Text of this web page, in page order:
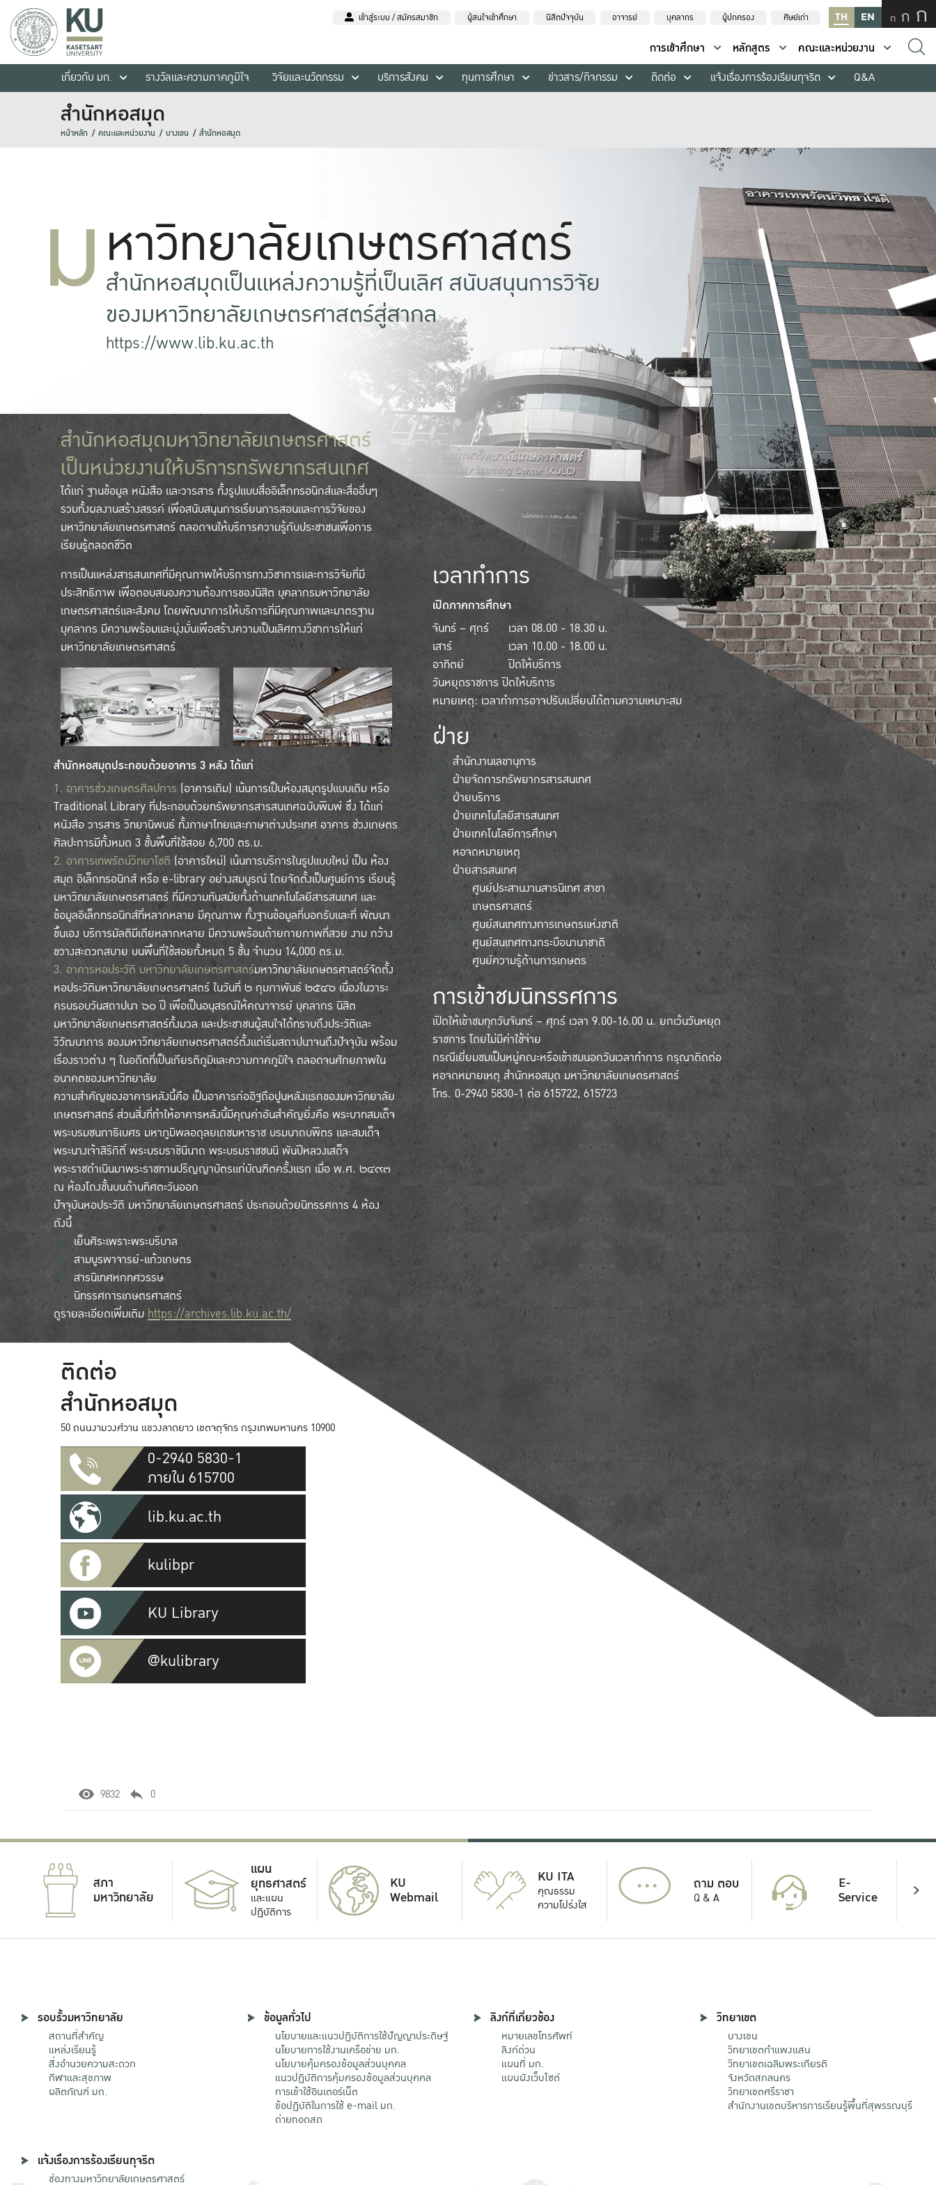
เข้าสู่ระบบ / สมัครสมาชิก ผู้สนใจเข้าศึกษา นิสิตปัจจุบัน อาจารย์ บุคลากร ผู้ปกครอง ศิษย์เก่า TH EN ก ก ก
การเข้าศึกษา หลักสูตร
คณะและหน่วยงาน
เกี่ยวกับ มก.
รางวัลและความภาคภูมิใจ วิจัยและนวัตกรรม บริการสังคม ทุนการศึกษา ข่าวสาร/กิจกรรม ติดต่อ แจ้งเรื่องการร้องเรียนทุจริต Q&A
สำนักหอสมุด
หน้าหลัก คณะและหน่วยงาน บางเขน สำนักหอสมุด
มหาวิทยาลัยเกษตรศาสตร์
สำนักหอสมุดเป็นแหล่งความรู้ที่เป็นเลิศ สนับสนุนการวิจัย
ของมหาวิทยาลัยเกษตรศาสตร์สู่สากล
https://www.lib.ku.ac.th
สำนักหอสมุดมหาวิทยาลัยเกษตรศาสตร์
เป็นหน่วยงานให้บริการทรัพยากรสนเทศ
ได้แก่ ฐานข้อมูล หนังสือ และวารสาร ทั้งรูปแบบสื่ออิเล็กทรอนิกส์และสื่ออื่นๆ
รวมทั้งผลงานสร้างสรรค์ เพื่อสนับสนุนการเรียนการสอนและการวิจัยของ
มหาวิทยาลัยเกษตรศาสตร์ ตลอดจนให้บริการความรู้กับประชาชนเพื่อการ
เรียนรู้ตลอดชีวิต
การเป็นแหล่งสารสนเทศที่มีคุณภาพให้บริการทางวิชาการและการวิจัยที่มี
ประสิทธิภาพ เพื่อตอบสนองความต้องการของนิสิต บุคลากรมหาวิทยาลัย
เกษตรศาสตร์และสังคม โดยพัฒนาการให้บริการที่มีคุณภาพและมาตรฐาน
บุคลากร มีความพร้อมและมุ่งมั่นเพื่อสร้างความเป็นเลิศทางวิชาการให้แก่
มหาวิทยาลัยเกษตรศาสตร์
สำนักหอสมุดประกอบด้วยอาคาร 3 หลัง ได้แก่
1. อาคารช่วงเกษตรศิลปการ (อาคารเดิม) เน้นการเป็นห้องสมุดรูปแบบเดิม หรือ
Traditional Library ที่ประกอบด้วยทรัพยากรสารสนเทศฉบับพิมพ์ ซึ่ง ได้แก่
หนังสือ วารสาร วิทยานิพนธ์ ทั้งภาษาไทยและภาษาต่างประเทศ อาคาร ช่วงเกษตร
ศิลปะการมีทั้งหมด 3 ชั้นพื้นที่ใช้สอย 6,700 ตร.ม.
2. อาคารเทพรัตน์วิทยาโชติ (อาคารใหม่) เน้นการบริการในรูปแบบใหม่ เป็น ห้อง
สมุด อิเล็กทรอนิกส์ หรือ e-library อย่างสมบูรณ์ โดยจัดตั้งเป็นศูนย์การ เรียนรู้
มหาวิทยาลัยเกษตรศาสตร์ ที่มีความทันสมัยทั้งด้านเทคโนโลยีสารสนเทศ และ
ข้อมูลอิเล็กทรอนิกส์ที่หลากหลาย มีคุณภาพ ทั้งฐานข้อมูลที่บอกรับและที่ พัฒนา
ขึ้นเอง บริการมัลติมีเดียหลากหลาย มีความพร้อมด้ายกายภาพที่สวย งาม กว้าง
ขวางสะดวกสบาย บนพื้นที่ใช้สอยทั้งหมด 5 ชั้น จำนวน 14,000 ตร.ม.
3. อาคารหอประวัติ มหาวิทยาลัยเกษตรศาสตร์มหาวิทยาลัยเกษตรศาสตร์จัดตั้ง
หอประวัติมหาวิทยาลัยเกษตรศาสตร์ ในวันที่ ๒ กุมภาพันธ์ ๒๕๔๖ เนื่องในวาระ
ครบรอบวันสถาปนา ๖๐ ปี เพื่อเป็นอนุสรณ์ให้คณาจารย์ บุคลากร นิสิต
มหาวิทยาลัยเกษตรศาสตร์ทั้งมวล และประชาชนผู้สนใจได้ทราบถึงประวัติและ
วิวัฒนาการ ของมหาวิทยาลัยเกษตรศาสตร์ตั้งแต่เริ่มสถาปนาจนถึงปัจจุบัน พร้อม
เรื่องราวต่าง ๆ ในอดีตที่เป็นเกียรติภูมิและความภาคภูมิใจ ตลอดจนศักยภาพใน
อนาคตของมหาวิทยาลัย
ความสำคัญของอาคารหลังนี้คือ เป็นอาคารก่ออิฐถือปูนหลังแรกของมหาวิทยาลัย
เกษตรศาสตร์ ส่วนสิ่งที่ทำให้อาคารหลังนี้มีคุณค่าอันสำคัญยิ่งคือ พระบาทสมเด็จ
พระบรมชนกาธิเบศร มหาภูมิพลอดุลยเดชมหาราช บรมนาถบพิตร และสมเด็จ
พระนางเจ้าสิริกิติ์ พระบรมราชินีนาถ พระบรมราชชนนี พันปีหลวงเสด็จ
พระราชดำเนินมาพระราชทานปริญญาบัตรแก่บัณฑิตครั้งแรก เมื่อ พ.ศ. ๒๔๙๓
ณ ห้องโถงชั้นบนด้านทิศตะวันออก
ปัจจุบันหอประวัติ มหาวิทยาลัยเกษตรศาสตร์ ประกอบด้วยนิทรรศการ 4 ห้อง
ดังนี้
เย็นศิระเพราะพระบริบาล
สามบูรพาจารย์-แก้วเกษตร
สารนิเทศหกทศวรรษ
นิทรรศการเกษตรศาสตร์
ดูรายละเอียดเพิ่มเติมhttps://archives.lib.ku.ac.th/
เวลาทำการ
เปิดภาคการศึกษา
จันทร์ – ศุกร์
เวลา 08.00 - 18.30 น.
เสาร์
เวลา 10.00 - 18.00 น.
อาทิตย์
ปิดให้บริการ
วันหยุดราชการ ปิดให้บริการ
หมายเหตุ: เวลาทำการอาจปรับเปลี่ยนได้ตามความเหมาะสม
ฝ่าย
สำนักงานเลขานุการ
ฝ่ายจัดการทรัพยากรสารสนเทศ
ฝ่ายบริการ
ฝ่ายเทคโนโลยีสารสนเทศ
ฝ่ายเทคโนโลยีการศึกษา
หอจดหมายเหตุ
ฝ่ายสารสนเทศ
ศูนย์ประสานงานสารนิเทศ สาขา
เกษตรศาสตร์
ศูนย์สนเทศทางการเกษตรแห่งชาติ
ศูนย์สนเทศทางกระบือนานาชาติ
ศูนย์ความรู้ด้านการเกษตร
การเข้าชมนิทรรศการ
เปิดให้เข้าชมทุกวันจันทร์ – ศุกร์ เวลา 9.00-16.00 น. ยกเว้นวันหยุด
ราชการ โดยไม่มีค่าใช้จ่าย
กรณีเยี่ยมชมเป็นหมู่คณะหรือเข้าชมนอกวันเวลาทำการ กรุณาติดต่อ
หอจดหมายเหตุ สำนักหอสมุด มหาวิทยาลัยเกษตรศาสตร์
โทร. 0-2940 5830-1 ต่อ 615722, 615723
ติดต่อ
สำนักหอสมุด
50 ถนนงามวงศ์วาน แขวงลาดยาว เขตจตุจักร กรุงเทพมหานคร 10900
0-2940 5830-1
ภายใน 615700
lib.ku.ac.th
kulibpr
KU Library
@kulibrary
9832 0
สภา
มหาวิทยาลัย
แผน
ยุทธศาสตร์
และแผน
ปฏิบัติการ
KU
Webmail
KU ITA
คุณธรรม
ความโปร่งใส
... ถาม ตอบ
Q & A
E-
Service
รอบรั้วมหาวิทยาลัย
สถานที่สำคัญ
แหล่งเรียนรู้
สิ่งอำนวยความสะดวก
กีฬาและสุขภาพ
ผลิตภัณฑ์ มก.
ข้อมูลทั่วไป
นโยบายและแนวปฏิบัติการใช้ปัญญาประดิษฐ์
นโยบายการใช้งานเครือข่าย มก.
นโยบายคุ้มครองข้อมูลส่วนบุคคล
แนวปฏิบัติการคุ้มครองข้อมูลส่วนบุคคล
การเข้าใช้อินเตอร์เน็ต
ข้อปฏิบัติในการใช้ e-mail มก.
ถ่ายทอดสด
ลิงก์ที่เกี่ยวข้อง
หมายเลขโทรศัพท์
ลิงก์ด่วน
แผนที่ มก.
แผนผังเว็บไซต์
วิทยาเขต
บางเขน
วิทยาเขตกําแพงแสน
วิทยาเขตเฉลิมพระเกียรติ
จังหวัดสกลนคร
วิทยาเขตศรีราชา
สำนักงานเขตบริหารการเรียนรู้พื้นที่สุพรรณบุรี
แจ้งเรื่องการร้องเรียนทุจริต
ช่องทางมหาวิทยาลัยเกษตรศาสตร์